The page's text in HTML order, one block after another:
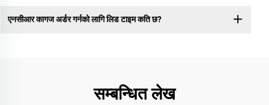
एनसीआर कागज अर्डर गर्नको लागि लिड टाइम कति छ?
सम्बन्धित लेख